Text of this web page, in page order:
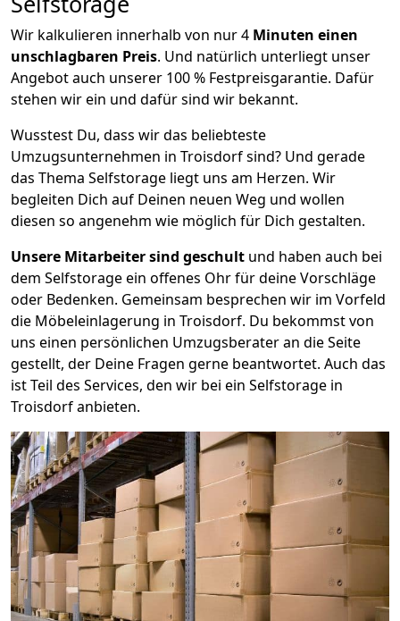
Wir kalkulieren innerhalb von nur 4 Minuten einen
unschlagbaren Preis. Und natürlich unterliegt unser
Angebot auch unserer 100 % Festpreisgarantie. Dafür
stehen wir ein und dafür sind wir bekannt.
Wusstest Du, dass wir das beliebteste
Umzugsunternehmen in Troisdorf sind? Und gerade
das Thema Selfstorage liegt uns am Herzen. Wir
begleiten Dich auf Deinen neuen Weg und wollen
diesen so angenehm wie möglich für Dich gestalten.
Unsere Mitarbeiter sind geschult und haben auch bei
dem Selfstorage ein offenes Ohr für deine Vorschläge
oder Bedenken. Gemeinsam besprechen wir im Vorfeld
die Möbeleinlagerung in Troisdorf. Du bekommst von
uns einen persönlichen Umzugsberater an die Seite
gestellt, der Deine Fragen gerne beantwortet. Auch das
ist Teil des Services, den wir bei ein Selfstorage in
Troisdorf anbieten.